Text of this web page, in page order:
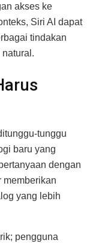
akses ke
Siri AI dapat
tindakan
tunggu
baru yang
dengan
memberikan
yang lebih
pengguna